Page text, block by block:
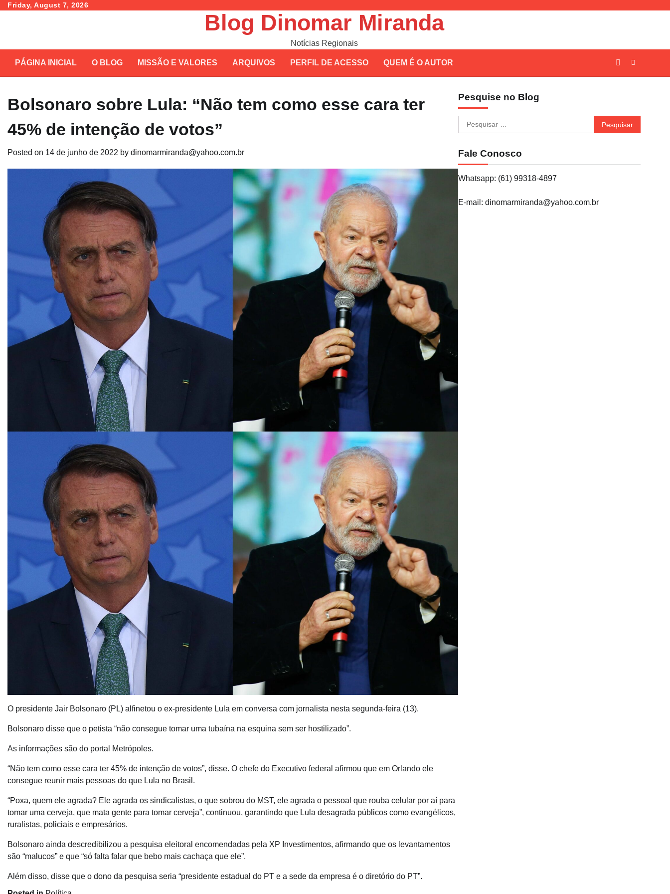
SkipFriday, August 7, 2026
Blog Dinomar Miranda
Notícias Regionais
PÁGINA INICIAL O BLOG MISSÃO E VALORES ARQUIVOS PERFIL DE ACESSO QUEM É O AUTOR
Bolsonaro sobre Lula: “Não tem como esse cara ter
45% de intenção de votos”
Posted on 14 de junho de 2022 by dinomarmiranda@yahoo.com.br
O presidente Jair Bolsonaro (PL) alfinetou o ex-presidente Lula em conversa com jornalista nesta segunda-feira (13).
Bolsonaro disse que o petista “não consegue tomar uma tubaína na esquina sem ser hostilizado”.
As informações são do portal Metrópoles.
“Não tem como esse cara ter 45% de intenção de votos”, disse. O chefe do Executivo federal afirmou que em Orlando ele
consegue reunir mais pessoas do que Lula no Brasil.
“Poxa, quem ele agrada? Ele agrada os sindicalistas, o que sobrou do MST, ele agrada o pessoal que rouba celular por aí para
tomar uma cerveja, que mata gente para tomar cerveja”, continuou, garantindo que Lula desagrada públicos como evangélicos,
ruralistas, policiais e empresários.
Bolsonaro ainda descredibilizou a pesquisa eleitoral encomendadas pela XP Investimentos, afirmando que os levantamentos
são “malucos” e que “só falta falar que bebo mais cachaça que ele”.
Além disso, disse que o dono da pesquisa seria “presidente estadual do PT e a sede da empresa é o diretório do PT”.
Pesquise no Blog
Pesquisar
por:
Fale Conosco
Whatsapp: (61) 99318-4897
E-mail: dinomarmiranda@yahoo.com.br